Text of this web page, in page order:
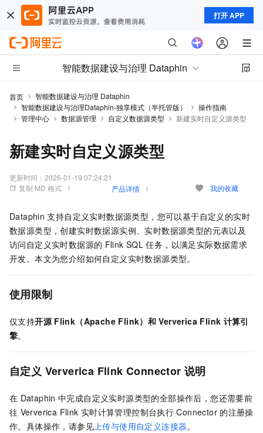
打开 APP
智能数据建设与治理 Dataphin
首页
智能数据建设与治理 Dataphin
智能数据建设与治理Dataphin-独享模式（半托管版）
操作指南
管理中心
数据源管理 自定义数据源类型 新建实时自定义源类型
新建实时自定义源类型
更新时间： 2026-01-19 07:24:21
复制 MD 格式
产品详情 我的收藏
Dataphin 支持自定义实时数据源类型，您可以基于自定义的实时
数据源类型，创建实时数据源实例、实时数据源类型的元表以及
访问自定义实时数据源的 Flink SQL 任务，以满足实际数据需求
开发。本文为您介绍如何自定义实时数据源类型。
使用限制
仅支持开源 Flink（Apache Flink）和 Ververica Flink 计算引
擎。
自定义 Ververica Flink Connector 说明
在 Dataphin 中完成自定义实时源类型的全部操作后，您还需要前
往 Ververica Flink 实时计算管理控制台执行 Connector 的注册操
作。具体操作，请参见上传与使用自定义连接器。